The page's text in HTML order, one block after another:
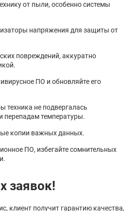
от пыли, особенно системы
напряжения для защиты от
повреждений, аккуратно
ПО и обновляйте его
техника не подвергалась
перепадам температуры.
копии важных данных.
ПО, избегайте сомнительных
заявок!
клиент получит гарантию качества,